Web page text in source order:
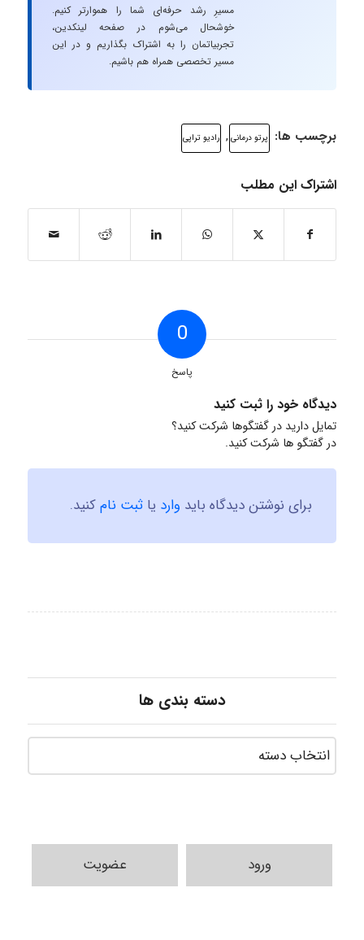
مسیرِ رشد حرفه‌ای شما را هموارتر کنیم.
خوشحال می‌شوم در صفحه لینکدین،
تجربیاتمان را به اشتراک بگذاریم و در این
مسیر تخصصی همراه هم باشیم.
برچسب ها: پرتو درمانی , رادیو تراپی
اشتراک این مطلب
0
پاسخ
دیدگاه خود را ثبت کنید
تمایل دارید در گفتگوها شرکت کنید؟
در گفتگو ها شرکت کنید.
برای نوشتن دیدگاه باید وارد یا ثبت نامکنید.
دسته بندی ها
ورود عضویت